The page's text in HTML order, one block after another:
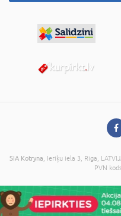
SIA Kotryna , Ieriķu iela 3, Riga,
PVN
© 2026 Visas tiesības aizsargātas.